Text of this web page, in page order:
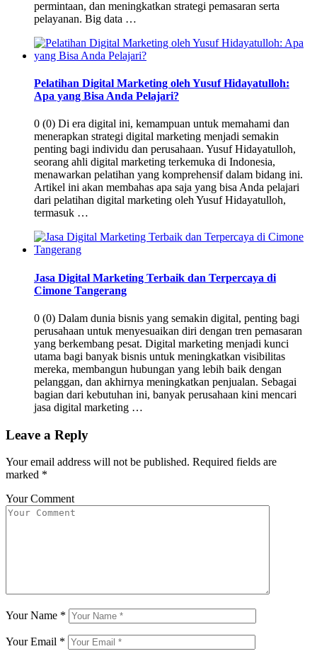
permintaan, dan meningkatkan strategi pemasaran serta
pelayanan. Big data …
Pelatihan Digital Marketing oleh Yusuf Hidayatulloh:
Apa yang Bisa Anda Pelajari?
0 (0) Di era digital ini, kemampuan untuk memahami dan
menerapkan strategi digital marketing menjadi semakin
penting bagi individu dan perusahaan. Yusuf Hidayatulloh,
seorang ahli digital marketing terkemuka di Indonesia,
menawarkan pelatihan yang komprehensif dalam bidang ini.
Artikel ini akan membahas apa saja yang bisa Anda pelajari
dari pelatihan digital marketing oleh Yusuf Hidayatulloh,
termasuk …
Jasa Digital Marketing Terbaik dan Terpercaya di
Cimone Tangerang
0 (0) Dalam dunia bisnis yang semakin digital, penting bagi
perusahaan untuk menyesuaikan diri dengan tren pemasaran
yang berkembang pesat. Digital marketing menjadi kunci
utama bagi banyak bisnis untuk meningkatkan visibilitas
mereka, membangun hubungan yang lebih baik dengan
pelanggan, dan akhirnya meningkatkan penjualan. Sebagai
bagian dari kebutuhan ini, banyak perusahaan kini mencari
jasa digital marketing …
Leave a Reply
Your email address will not be published. Required fields are
marked *
Your Comment
Your Name *
Your Email *